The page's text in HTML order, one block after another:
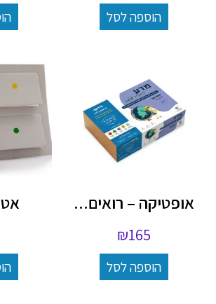
הוספה לסל
אופטיקה – רואים...
₪165
הוספה לסל